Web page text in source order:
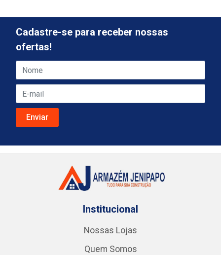
Cadastre-se para receber nossas
ofertas!
Institucional
Nossas Lojas
Quem Somos